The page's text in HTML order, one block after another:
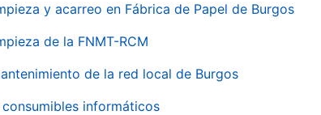
y acarreo en Fábrica de Papel de Burgos
de la FNMT-RCM
de la red local de Burgos
informáticos